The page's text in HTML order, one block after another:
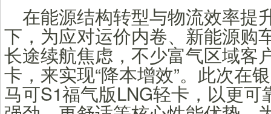
在能源结构转型与物流效率提
下，为应对运价内卷、新能源购
长途续航焦虑，不少富气区域客
卡，来实现“降本增效”。此次在
马可S1福气版LNG轻卡，以更可